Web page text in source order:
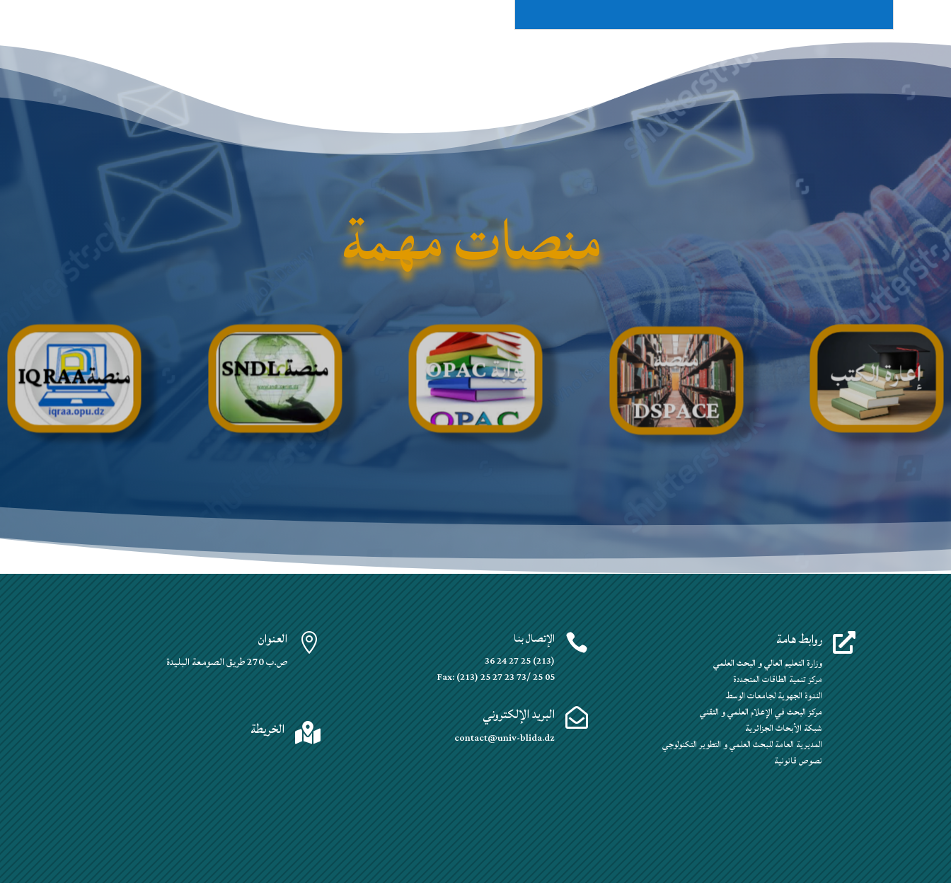
منصات مهمة
منصةIQRAA منصة SNDL بوابة OPAC منصة
DSPACE
إعارة الكتب
 العنوان
ص.ب 270 طريق الصومعة البليدة
 الخريطة
 الإتصال بنا
(213) 25 27 24 36
Fax: (213) 25 27 23 73/ 25 05
 البريد الإلكتروني
contact@univ-blida.dz
 روابط هامة
وزارة التعليم العالي و البحث العلمي
مركز تنمية الطاقات المتجددة
الندوة الجهوية لجامعات الوسط
مركز البحث في الإعلام العلمي و التقني
شبكة الأبحاث الجزائرية
المديرية العامة للبحث العلمي و التطوير التكنولوجي
نصوص قانونية